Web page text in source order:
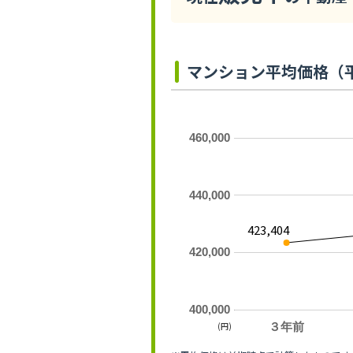
マンション平均価格（
３年前
400,000
420,000
440,000
460,000
423,404
(円)